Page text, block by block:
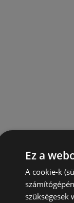
Ez a
A cookie-k
szükségesek